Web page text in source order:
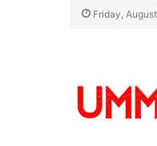
Friday,